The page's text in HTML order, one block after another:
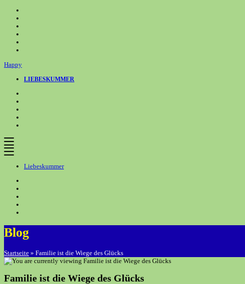
Inhalt
springen
Happy
LIEBESKUMMER
Liebeskummer
Blog
Startseite » Familie ist die Wiege des Glücks
Familie ist die Wiege des Glücks